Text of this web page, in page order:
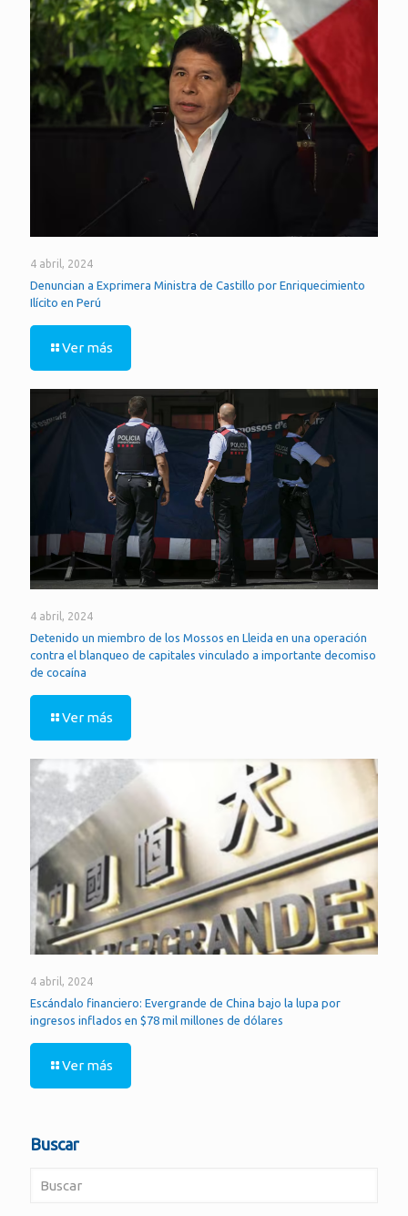
4 abril, 2024
Denuncian a Exprimera Ministra de Castillo por Enriquecimiento
Ilícito en Perú
Ver más
4 abril, 2024
Detenido un miembro de los Mossos en Lleida en una operación
contra el blanqueo de capitales vinculado a importante decomiso
de cocaína
Ver más
4 abril, 2024
Escándalo financiero: Evergrande de China bajo la lupa por
ingresos inflados en $78 mil millones de dólares
Ver más
Buscar